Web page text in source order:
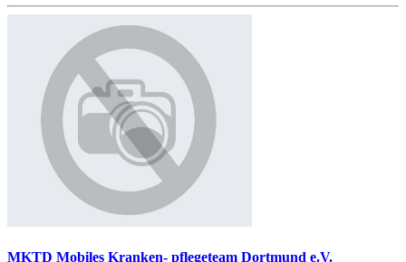
MKTD Mobiles Kranken- pflegeteam Dortmund e.V.